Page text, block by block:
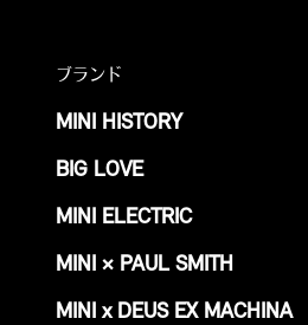
ブランド
MINI HISTORY
BIG LOVE
MINI ELECTRIC
MINI × PAUL SMITH
MINI x DEUS EX MACHINA